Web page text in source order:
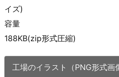
イズ)
容量
188KB(zip形式圧縮)
工場のイラスト（PNG形式画